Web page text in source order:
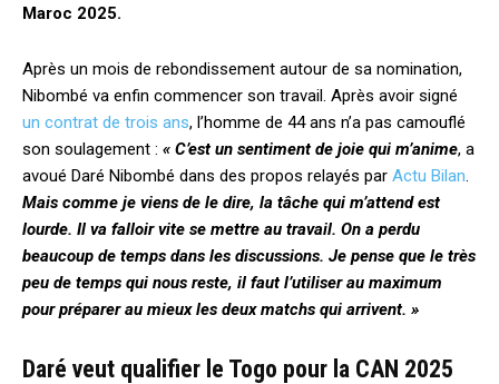
Maroc 2025.
Après un mois de rebondissement autour de sa nomination,
Nibombé va enfin commencer son travail. Après avoir signé
un contrat de trois ans, l’homme de 44 ans n’a pas camouflé
son soulagement : « C’est un sentiment de joie qui m’anime, a
avoué Daré Nibombé dans des propos relayés par Actu Bilan.
Mais comme je viens de le dire, la tâche qui m’attend est
lourde. Il va falloir vite se mettre au travail. On a perdu
beaucoup de temps dans les discussions. Je pense que le très
peu de temps qui nous reste, il faut l’utiliser au maximum
pour préparer au mieux les deux matchs qui arrivent. »
Daré veut qualifier le Togo pour la CAN 2025